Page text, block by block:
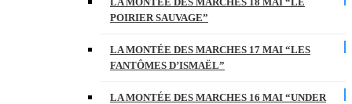
POIRIER SAUVAGE”
LA MONTÉE DES MARCHES 17 MAI “LES
FANTÔMES D’ISMAËL”
LA MONTÉE DES MARCHES 16 MAI “UNDER